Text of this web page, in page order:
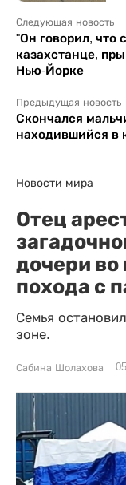
Следующая новость
"Он говорил, что
казахстанце,
Нью-Йорке
Предыдущая новость
Скончался
находившийся в
Новости мира
Отец
дочери во
похода с
Семья
зоне.
Сабина Шолахова